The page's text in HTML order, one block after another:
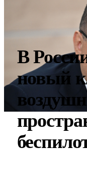
В
новый